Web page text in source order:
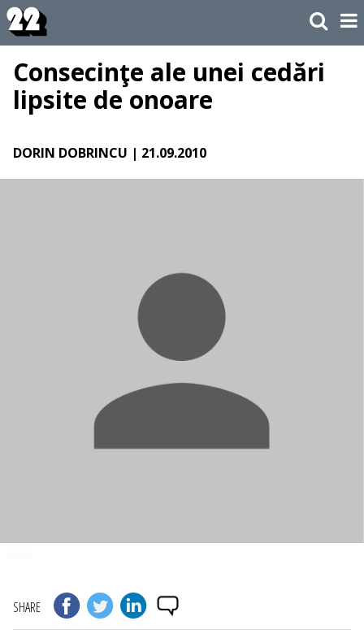
Consecinţe ale unei cedări
lipsite de onoare
DORIN DOBRINCU | 21.09.2010
SHARE